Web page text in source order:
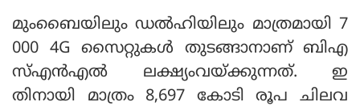
മുംബൈയിലും ഡൽഹിയിലും മാത്രമായി 7
000 4G സൈറ്റുകൾ തുടങ്ങാനാണ് ബിഎ
സ്എൻഎൽ ലക്ഷ്യംവയ്ക്കുന്നത്. ഇ
തിനായി മാത്രം 8,697 കോടി രൂപ ചിലവ